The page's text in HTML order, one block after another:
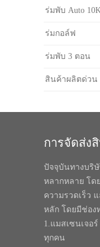
ร่มพับ Auto
ร่มกอล์ฟ
ร่มพับ 3 ตอน
สินค้าผลิตด่วน
การจัดส่ง
ปัจจุบันทางบริ
หลากหลาย โด
ความรวดเร็ว
หลัก โดยมีช่อง
1.แมสเซนเจอ
ทุกคน